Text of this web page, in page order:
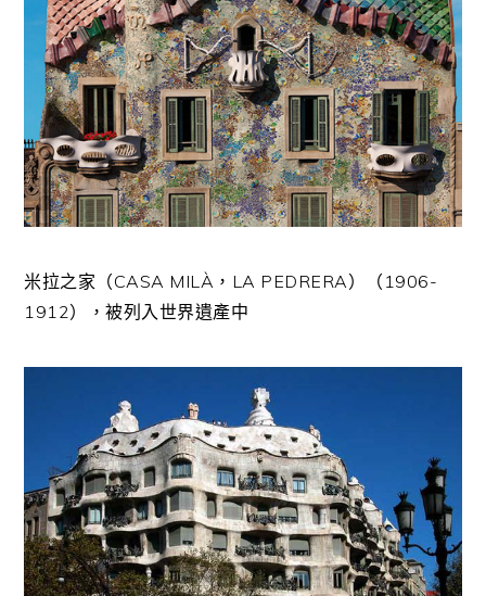
米拉之家（CASA MILÀ，LA PEDRERA）（1906-
1912），被列入世界遺產中